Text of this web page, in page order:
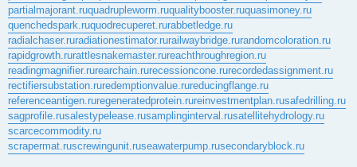
partialmajorant.ruquadrupleworm.ruqualitybooster.ruquasimoney.ru
quenchedspark.ruquodrecuperet.rurabbetledge.ru
radialchaser.ruradiationestimator.rurailwaybridge.rurandomcoloration.ru
rapidgrowth.rurattlesnakemaster.rureachthroughregion.ru
readingmagnifier.rurearchain.rurecessioncone.rurecordedassignment.ru
rectifiersubstation.ruredemptionvalue.rureducingflange.ru
referenceantigen.ruregeneratedprotein.rureinvestmentplan.rusafedrilling.ru
sagprofile.rusalestypelease.rusamplinginterval.rusatellitehydrology.ru
scarcecommodity.ru
scrapermat.ruscrewingunit.ruseawaterpump.rusecondaryblock.ru